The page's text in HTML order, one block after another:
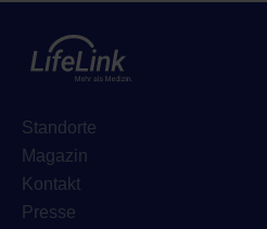
Standorte
Magazin
Kontakt
Presse